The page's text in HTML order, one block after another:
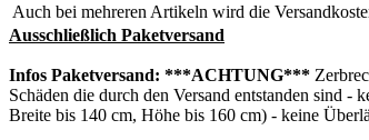
Auch bei mehreren Artikeln wird die
Ausschließlich Paketversand
Infos Paketversand: ***ACHTUNG***
Schäden die durch den Versand entstanden sind
Breite bis 140 cm, Höhe bis 160 cm) - keine